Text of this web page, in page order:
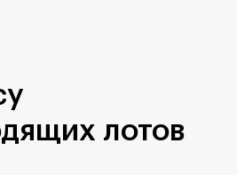
лотов